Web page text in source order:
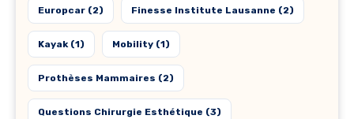
Europcar (2) Finesse Institute Lausanne (2)
Kayak(1) Mobility (1)
Prothèses Mammaires (2)
Questions Chirurgie Esthétique (3)